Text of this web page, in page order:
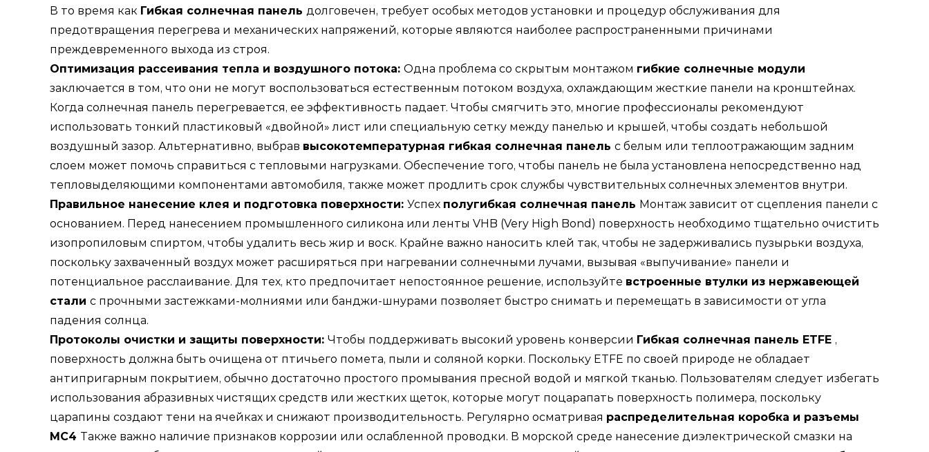
В то время как Гибкая солнечная панель долговечен, требует особых методов установки и процедур обслуживания для
предотвращения перегрева и механических напряжений, которые являются наиболее распространенными причинами
преждевременного выхода из строя.
Оптимизация рассеивания тепла и воздушного потока: Одна проблема со скрытым монтажом гибкие солнечные модули
заключается в том, что они не могут воспользоваться естественным потоком воздуха, охлаждающим жесткие панели на кронштейнах.
Когда солнечная панель перегревается, ее эффективность падает. Чтобы смягчить это, многие профессионалы рекомендуют
использовать тонкий пластиковый «двойной» лист или специальную сетку между панелью и крышей, чтобы создать небольшой
воздушный зазор. Альтернативно, выбрав высокотемпературная гибкая солнечная панель с белым или теплоотражающим задним
слоем может помочь справиться с тепловыми нагрузками. Обеспечение того, чтобы панель не была установлена ​​непосредственно над
тепловыделяющими компонентами автомобиля, также может продлить срок службы чувствительных солнечных элементов внутри.
Правильное нанесение клея и подготовка поверхности: Успех полугибкая солнечная панель Монтаж зависит от сцепления панели с
основанием. Перед нанесением промышленного силикона или ленты VHB (Very High Bond) поверхность необходимо тщательно очистить
изопропиловым спиртом, чтобы удалить весь жир и воск. Крайне важно наносить клей так, чтобы не задерживались пузырьки воздуха,
поскольку захваченный воздух может расширяться при нагревании солнечными лучами, вызывая «выпучивание» панели и
потенциальное расслаивание. Для тех, кто предпочитает непостоянное решение, используйте встроенные втулки из нержавеющей
стали с прочными застежками-молниями или банджи-шнурами позволяет быстро снимать и перемещать в зависимости от угла
падения солнца.
Протоколы очистки и защиты поверхности: Чтобы поддерживать высокий уровень конверсии Гибкая солнечная панель ETFE ,
поверхность должна быть очищена от птичьего помета, пыли и соляной корки. Поскольку ETFE по своей природе не обладает
антипригарным покрытием, обычно достаточно простого промывания пресной водой и мягкой тканью. Пользователям следует избегать
использования абразивных чистящих средств или жестких щеток, которые могут поцарапать поверхность полимера, поскольку
царапины создают тени на ячейках и снижают производительность. Регулярно осматривая распределительная коробка и разъемы
MC4 Также важно наличие признаков коррозии или ослабленной проводки. В морской среде нанесение диэлектрической смазки на